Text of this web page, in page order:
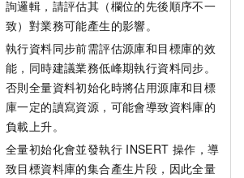
詢邏輯，請評估其（欄位的先後順序不一
致）對業務可能產生的影響。
執行資料同步前需評估源庫和目標庫的效
能，同時建議業務低峰期執行資料同步。
否則全量資料初始化時將佔用源庫和目標
庫一定的讀寫資源，可能會導致資料庫的
負載上升。
全量初始化會並發執行 INSERT 操作，導
致目標資料庫的集合產生片段，因此全量